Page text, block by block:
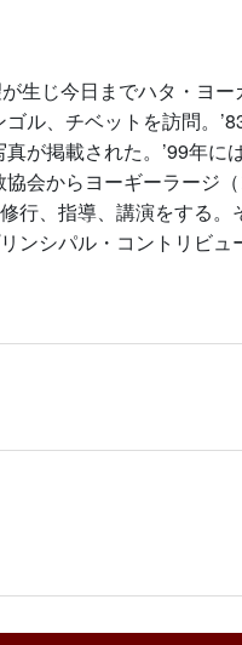
生じ今日までハタ・ヨー
ル、チベットを訪問。
が掲載された。’99年に
協会からヨーギーラージ
行、指導、講演をする。
ンシパル・コントリビュ